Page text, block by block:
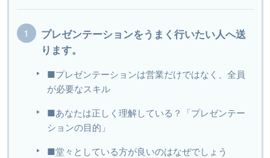
プレゼンテーションをうまく行いたい人へ送
ります。
■プレゼンテーションは営業だけではなく、全員
が必要なスキル
■あなたは正しく理解している？「プレゼンテー
ションの目的」
■堂々としている方が良いのはなぜでしょう